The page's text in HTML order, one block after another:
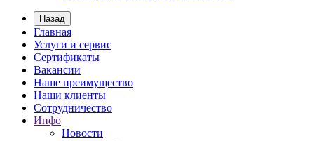
Назад
Главная
Услуги и сервис
Сертификаты
Вакансии
Наше преимущество
Наши клиенты
Сотрудничество
Инфо
Новости